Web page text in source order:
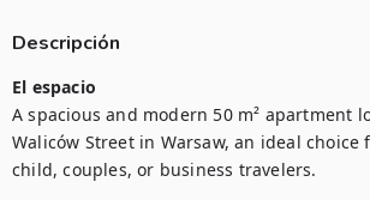
Descripción
El espacio
A spacious and modern 50 m² apartment
Waliców Street in Warsaw, an ideal
child, couples, or business travelers.